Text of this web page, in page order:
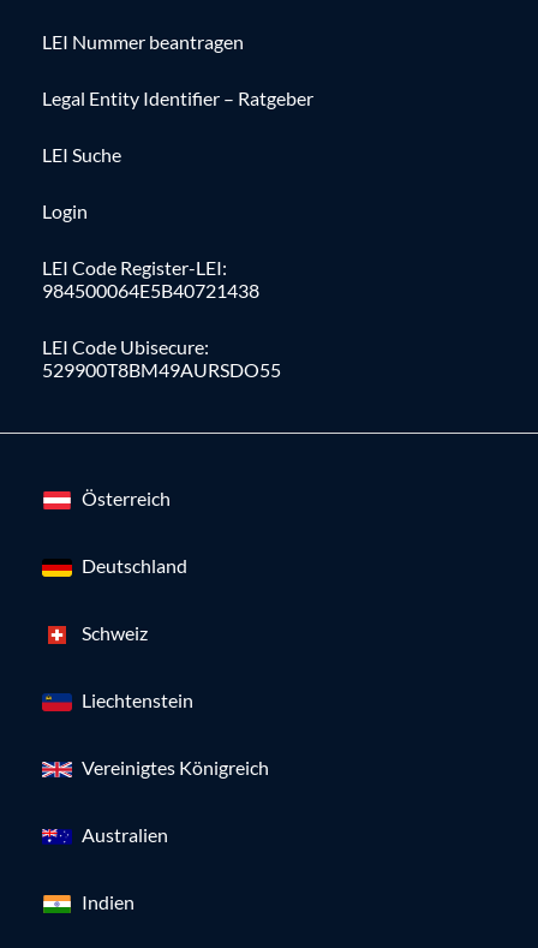
LEI Nummer beantragen
Legal Entity Identifier – Ratgeber
LEI Suche
Login
LEI Code Register-LEI:
984500064E5B40721438
LEI Code Ubisecure:
529900T8BM49AURSDO55
Österreich
Deutschland
Schweiz
Liechtenstein
Vereinigtes Königreich
Australien
Indien